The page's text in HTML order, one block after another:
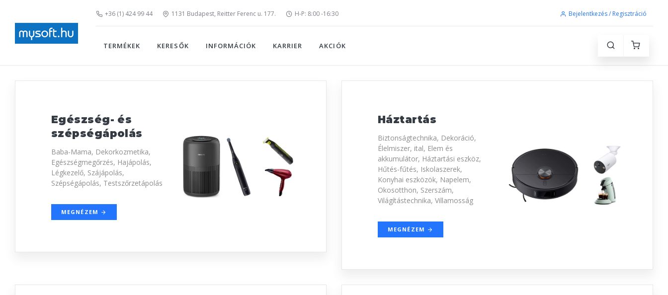
+36 (1) 424 99 44 1131 Budapest, Reitter Ferenc u. 177. H-P: 8:00 -16:30 Bejelentkezés / Regisztráció
TERMÉKEK KERESŐK INFORMÁCIÓK KARRIER AKCIÓK
Egészség- és
szépségápolás
Baba-Mama, Dekorkozmetika,
Egészségmegőrzés, Hajápolás,
Légkezelő, Szájápolás,
Szépségápolás, Testszőrzetápolás
MEGNÉZEM
Háztartás
Biztonságtechnika, Dekoráció,
Élelmiszer, ital, Elem és
akkumulátor, Háztartási eszköz,
Hűtés-fűtés, Iskolaszerek,
Konyhai eszközök, Napelem,
Okosotthon, Szerszám,
Világítástechnika, Villamosság
MEGNÉZEM